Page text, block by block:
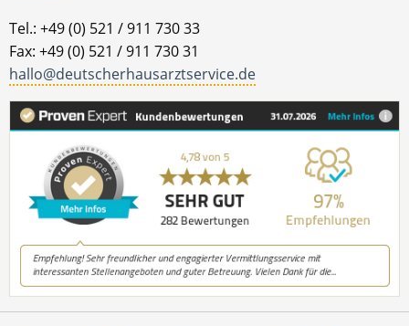
Tel.: +49 (0) 521 / 911 730 33
Fax: +49 (0) 521 / 911 730 31
hallo@deutscherhausarztservice.de